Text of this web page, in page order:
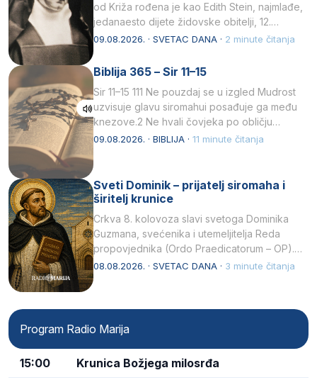
od Križa rođena je kao Edith Stein, najmlađe,
jedanaesto dijete židovske obitelji, 12.
listopada 1891, u Wrocławu…
09.08.2026. · SVETAC DANA · 2 minute čitanja
Biblija 365 – Sir 11–15
Sir 11–15 111 Ne pouzdaj se u izgled Mudrost
uzvisuje glavu siromahui posađuje ga među
knezove.2 Ne hvali čovjeka po obličju
njegovui…
09.08.2026. · BIBLIJA · 11 minute čitanja
Sveti Dominik – prijatelj siromaha i
širitelj krunice
Crkva 8. kolovoza slavi svetoga Dominika
Guzmana, svećenika i utemeljitelja Reda
propovjednika (Ordo Praedicatorum – OP).
Svojim životom, dubokom ljubavlju prema
08.08.2026. · SVETAC DANA · 3 minute čitanja
Program Radio Marija
15:00 Krunica Božjega milosrđa